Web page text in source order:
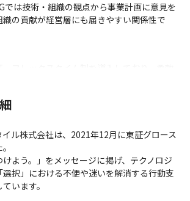
では技術・組織の観点から事業計画に意見を
の貢献が経営層にも届きやすい関係性で
ル導入にも前向きで、エンジニアにとって
大切にしています。
ル株式会社は、2021年12月に東証グロース
けよう。」をメッセージに掲げ、テクノロジ
択」における不便や迷いを解消する行動支
います。